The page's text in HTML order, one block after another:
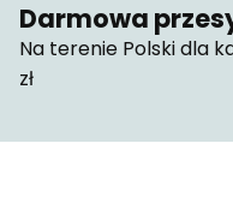
Darmowa
Na terenie Polski dla
zł